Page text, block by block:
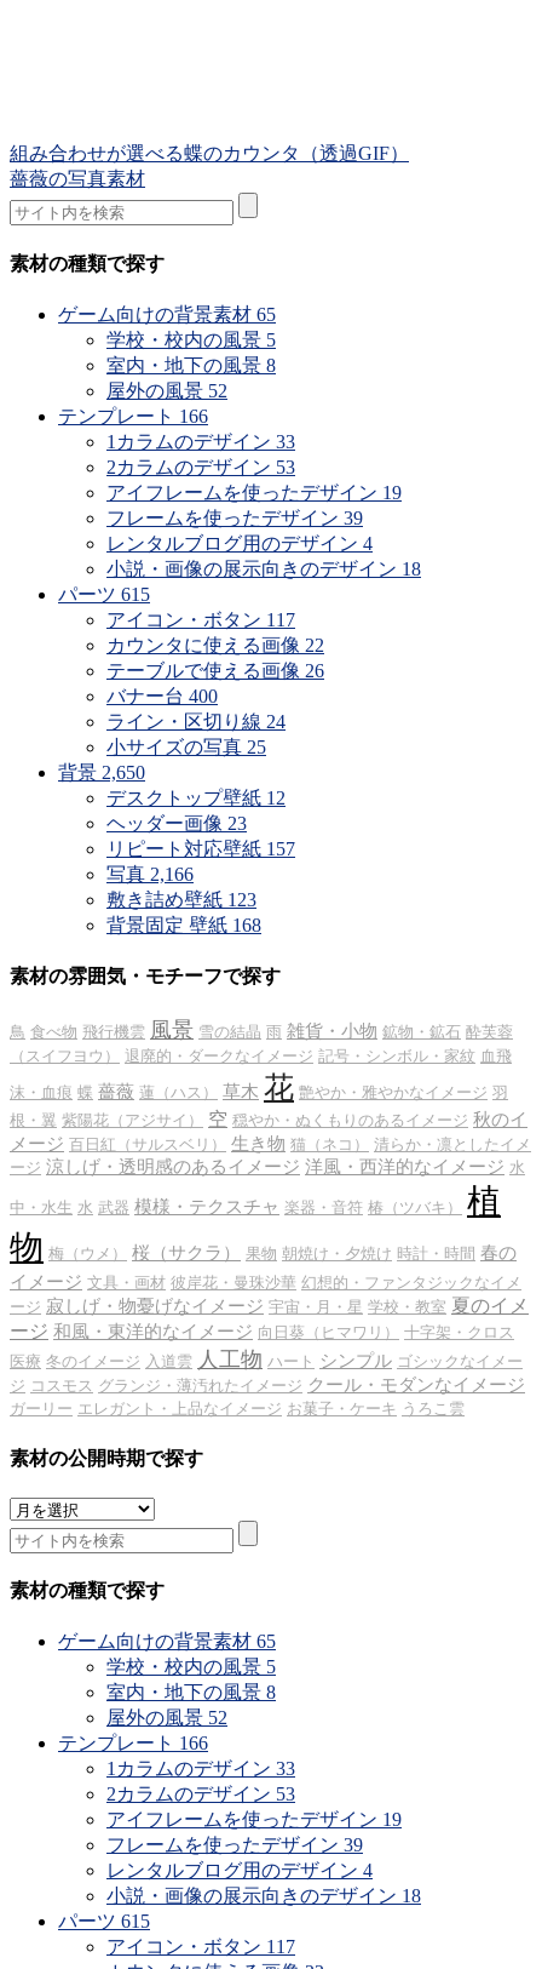
組み合わせが選べる蝶のカウンタ（透過GIF）
薔薇の写真素材
素材の種類で探す
ゲーム向けの背景素材 65
学校・校内の風景 5
室内・地下の風景 8
屋外の風景 52
テンプレート 166
1カラムのデザイン 33
2カラムのデザイン 53
アイフレームを使ったデザイン 19
フレームを使ったデザイン 39
レンタルブログ用のデザイン 4
小説・画像の展示向きのデザイン 18
パーツ 615
アイコン・ボタン 117
カウンタに使える画像 22
テーブルで使える画像 26
バナー台 400
ライン・区切り線 24
小サイズの写真 25
背景 2,650
デスクトップ壁紙 12
ヘッダー画像 23
リピート対応壁紙 157
写真 2,166
敷き詰め壁紙 123
背景固定 壁紙 168
素材の雰囲気・モチーフで探す
鳥 食べ物 飛行機雲 風景 雪の結晶 雨 雑貨・小物 鉱物・鉱石 酔芙蓉
（スイフヨウ）
退廃的・ダークなイメージ 記号・シンボル・家紋 血飛
沫・血痕 蝶 薔薇 蓮（ハス） 草木 花 艶やか・雅やかなイメージ 羽
根・翼 紫陽花（アジサイ） 空 穏やか・ぬくもりのあるイメージ 秋のイ
メージ 百日紅（サルスベリ） 生き物 猫（ネコ）
清らか・凛としたイメ
ージ 涼しげ・透明感のあるイメージ 洋風・西洋的なイメージ 水
中・水生 水 武器 模様・テクスチャ 楽器・音符 椿（ツバキ）
植
物 梅（ウメ） 桜（サクラ） 果物 朝焼け・夕焼け 時計・時間 春の
イメージ 文具・画材 彼岸花・曼珠沙華 幻想的・ファンタジックなイメ
ージ 寂しげ・物憂げなイメージ 宇宙・月・星 学校・教室 夏のイメ
ージ 和風・東洋的なイメージ 向日葵（ヒマワリ）
十字架・クロス
医療 冬のイメージ 入道雲 人工物 ハート シンプル ゴシックなイメー
ジ コスモス グランジ・薄汚れたイメージ クール・モダンなイメージ
ガーリー エレガント・上品なイメージ お菓子・ケーキ うろこ雲
素材の公開時期で探す
素
材
の
公
素材の種類で探す
ゲーム向けの背景素材 65
学校・校内の風景 5
室内・地下の風景 8
屋外の風景 52
テンプレート 166
1カラムのデザイン 33
2カラムのデザイン 53
アイフレームを使ったデザイン 19
フレームを使ったデザイン 39
レンタルブログ用のデザイン 4
小説・画像の展示向きのデザイン 18
パーツ 615
アイコン・ボタン 117